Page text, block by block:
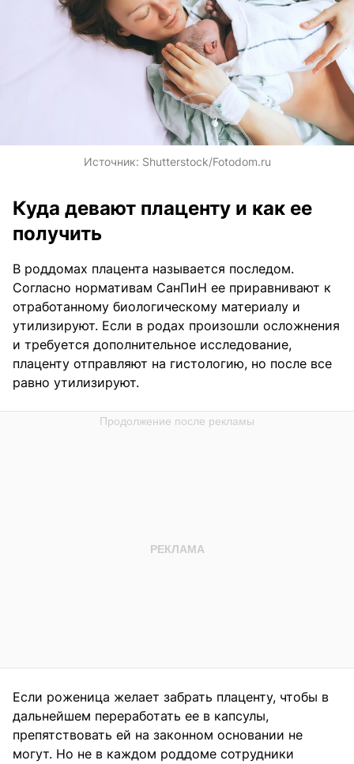
Источник: Shutterstock/Fotodom.ru
Куда девают плаценту и как ее
получить
В роддомах плацента называется последом.
Согласно нормативам СанПиН ее приравнивают к
отработанному биологическому материалу и
утилизируют. Если в родах произошли осложнения
и требуется дополнительное исследование,
плаценту отправляют на гистологию, но после все
равно утилизируют.
Если роженица желает забрать плаценту, чтобы в
дальнейшем переработать ее в капсулы,
препятствовать ей на законном основании не
могут. Но не в каждом роддоме сотрудники